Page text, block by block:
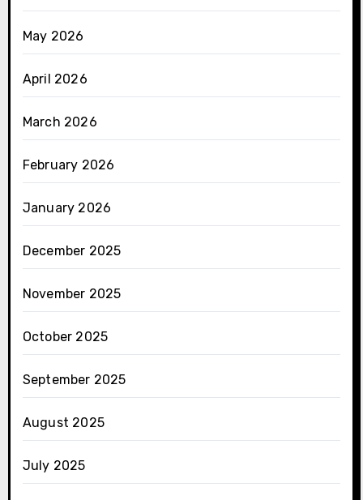
May 2026
April 2026
March 2026
February 2026
January 2026
December 2025
November 2025
October 2025
September 2025
August 2025
July 2025